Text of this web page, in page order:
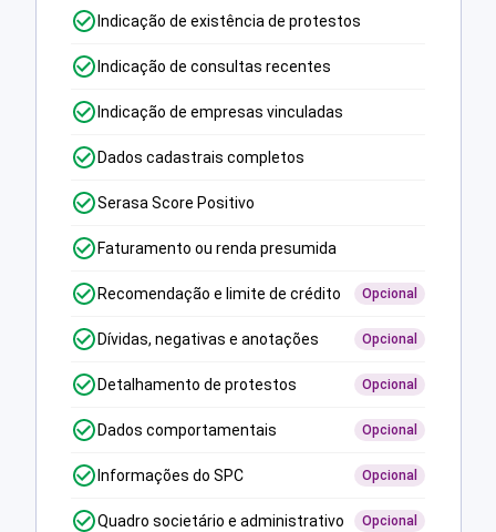
Indicação de existência de protestos
Indicação de consultas recentes
Indicação de empresas vinculadas
Dados cadastrais completos
Serasa Score Positivo
Faturamento ou renda presumida
Recomendação e limite de crédito Opcional
Dívidas, negativas e anotações Opcional
Detalhamento de protestos Opcional
Dados comportamentais Opcional
Informações do SPC Opcional
Quadro societário e administrativo Opcional